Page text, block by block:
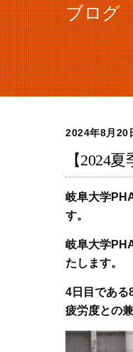
ブログ
2024年8月20
【2024
岐阜大学
す。
岐阜大学
たします。
4日目である
疲労度との